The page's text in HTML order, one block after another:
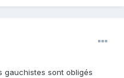
gauchistes sont obligés